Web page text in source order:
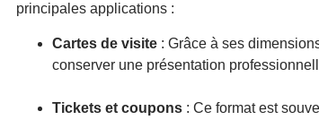
principales applications :
Cartes de visite : Grâce à ses
conserver une présentation
Tickets et coupons : Ce format est